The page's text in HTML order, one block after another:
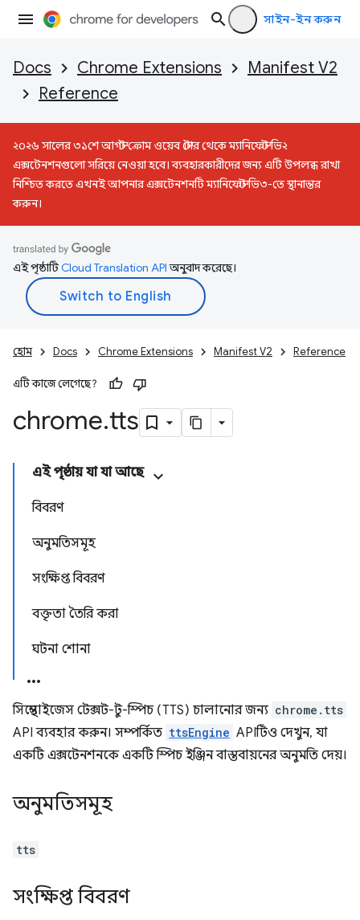
সাইন-ইন করুন
Docs Chrome Extensions
Manifest V2
Reference
২০২৬ সালের ৩১শে আগস্ট ক্রোম ওয়েব স্টোর থেকে ম্যানিফেস্ট ভি২
এক্সটেনশনগুলো সরিয়ে নেওয়া হবে। ব্যবহারকারীদের জন্য এটি উপলব্ধ রাখা
নিশ্চিত করতে এখনই আপনার এক্সটেনশনটি ম্যানিফেস্ট ভি৩-তে স্থানান্তর
করুন।
এই পৃষ্ঠাটিCloud Translation APIঅনুবাদ করেছে।
হোম Docs Chrome Extensions Manifest V2 Reference
এটি কাজে লেগেছে?
chrome.tts
এই পৃষ্ঠায় যা যা আছে
বিবরণ
অনুমতিসমূহ
সংক্ষিপ্ত বিবরণ
বক্তৃতা তৈরি করা
ঘটনা শোনা
সিন্থেসাইজেস টেক্সট-টু-স্পিচ (TTS) চালানোর জন্য chrome.tts
API ব্যবহার করুন। সম্পর্কিত ttsEngine APIটিও দেখুন, যা
একটি এক্সটেনশনকে একটি স্পিচ ইঞ্জিন বাস্তবায়নের অনুমতি দেয়।
অনুমতিসমূহ
tts
সংক্ষিপ্ত বিবরণ